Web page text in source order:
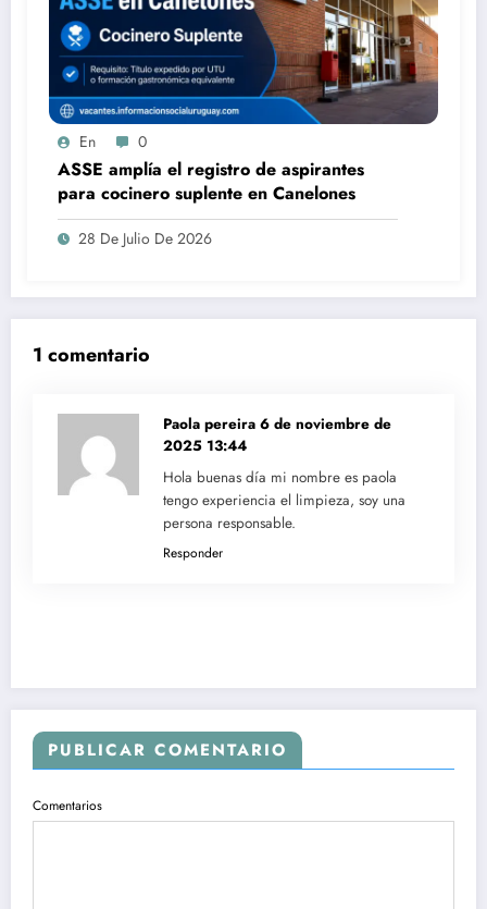
En 0
ASSE amplía el registro de aspirantes
para cocinero suplente en Canelones
28 De Julio De 2026
1 comentario
Paola pereira 6 de noviembre de
2025 13:44
Hola buenas día mi nombre es paola
tengo experiencia el limpieza, soy una
persona responsable.
Responder
PUBLICAR COMENTARIO
Comentarios